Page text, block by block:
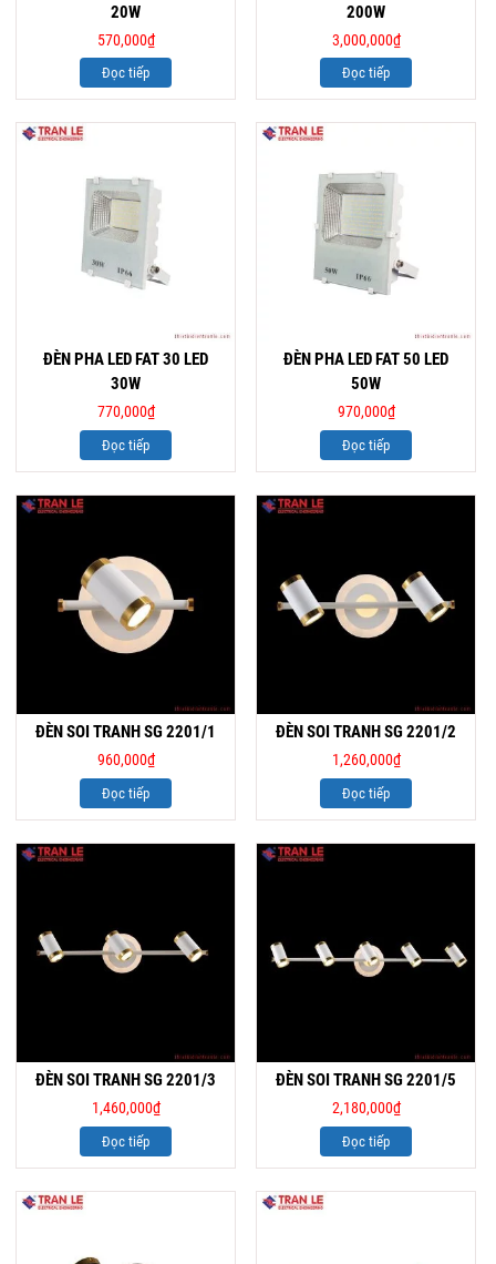
20W
570,000₫
Đọc tiếp
200W
3,000,000₫
Đọc tiếp
ĐÈN PHA LED FAT 30 LED
30W
770,000₫
Đọc tiếp
ĐÈN PHA LED FAT 50 LED
50W
970,000₫
Đọc tiếp
ĐÈN SOI TRANH SG 2201/1
960,000₫
Đọc tiếp
ĐÈN SOI TRANH SG 2201/2
1,260,000₫
Đọc tiếp
ĐÈN SOI TRANH SG 2201/3
1,460,000₫
Đọc tiếp
ĐÈN SOI TRANH SG 2201/5
2,180,000₫
Đọc tiếp